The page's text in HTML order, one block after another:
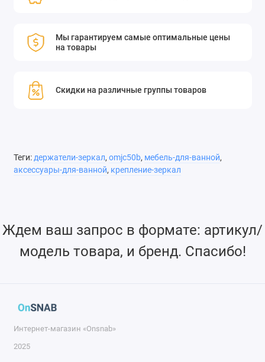
Мы гарантируем самые оптимальные цены
на товары
Скидки на различные группы товаров
Теги:держатели-зеркал, omjc50b, мебель-для-ванной,
аксессуары-для-ванной, крепление-зеркал
Ждем ваш запрос в формате: артикул/
модель товара, и бренд. Спасибо!
Интернет-магазин «Onsnab»
2025